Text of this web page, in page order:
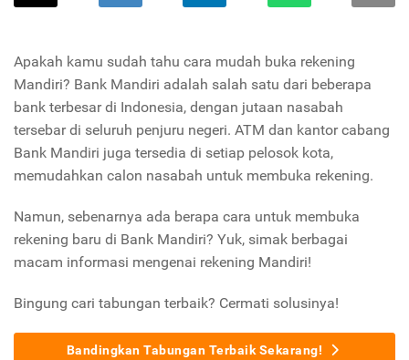
Apakah kamu sudah tahu cara mudah buka rekening
Mandiri? Bank Mandiri adalah salah satu dari beberapa
bank terbesar di Indonesia, dengan jutaan nasabah
tersebar di seluruh penjuru negeri. ATM dan kantor cabang
Bank Mandiri juga tersedia di setiap pelosok kota,
memudahkan calon nasabah untuk membuka rekening.
Namun, sebenarnya ada berapa cara untuk membuka
rekening baru di Bank Mandiri? Yuk, simak berbagai
macam informasi mengenai rekening Mandiri!
Bingung cari tabungan terbaik? Cermati solusinya!
Bandingkan Tabungan Terbaik Sekarang!